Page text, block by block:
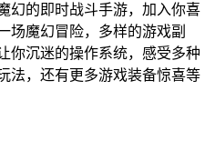
幻的即时战斗手游，加入你喜
场魔幻冒险，多样的游戏副
你沉迷的操作系统，感受多种
法，还有更多游戏装备惊喜等